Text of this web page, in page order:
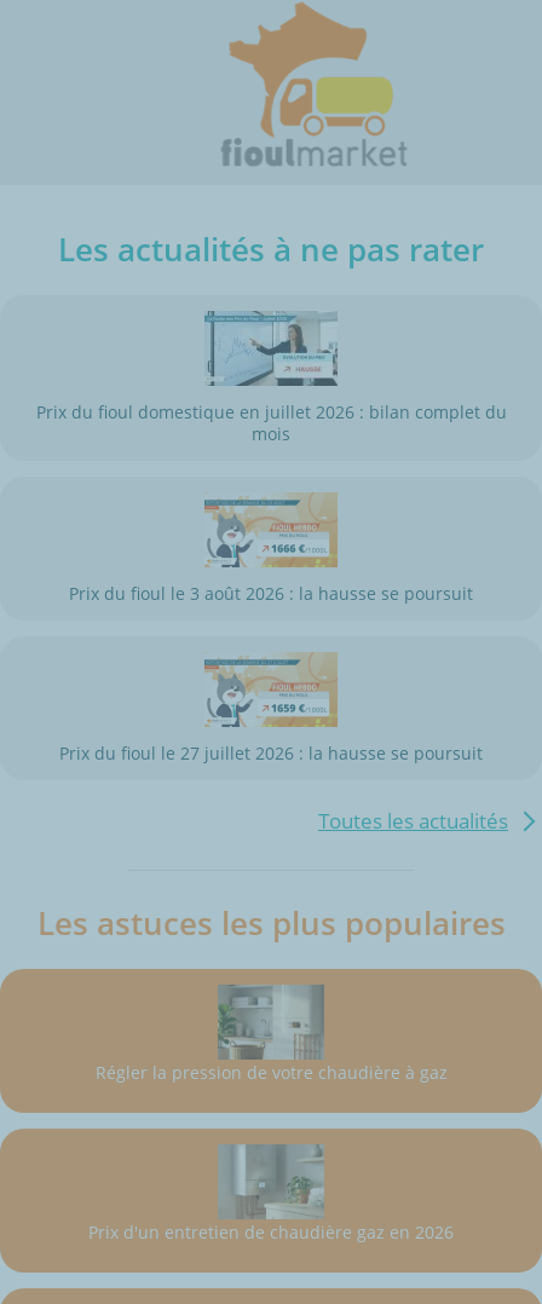
Les actualités à ne pas rater
Prix du fioul domestique en juillet 2026 : bilan complet du
mois
Prix du fioul le 3 août 2026 : la hausse se poursuit
Prix du fioul le 27 juillet 2026 : la hausse se poursuit
Toutes les actualités
Les astuces les plus populaires
Régler la pression de votre chaudière à gaz
Prix d'un entretien de chaudière gaz en 2026